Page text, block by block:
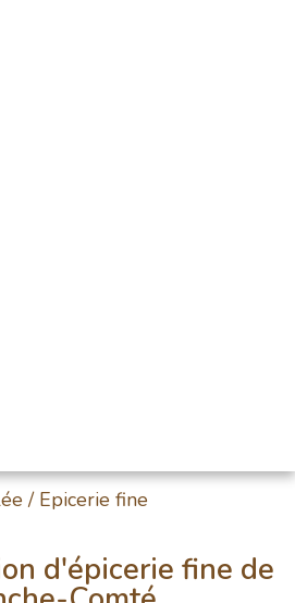
/ Epicerie fine
d'épicerie fine de